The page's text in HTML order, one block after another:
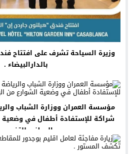
وزيرة السياحة تشرف على افتتاح
بالدارالبيضاء .
مؤسسة العمران ووزارة الشباب
شراكة للإستفادة أطفال في وضعية
الوطني للتخييم .